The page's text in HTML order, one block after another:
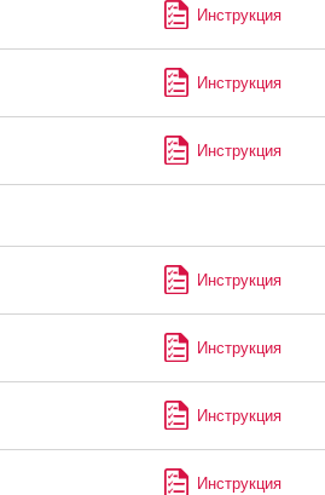
Инструкция
Инструкция
Инструкция
Инструкция
Инструкция
Инструкция
Инструкция